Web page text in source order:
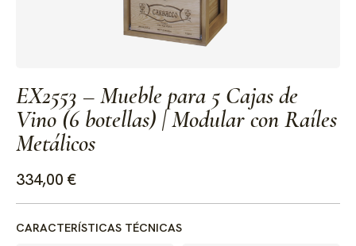
EX2553 – Mueble para 5 Cajas de
Vino (6 botellas) | Modular con Raíles
Metálicos
334,00 €
CARACTERÍSTICAS TÉCNICAS